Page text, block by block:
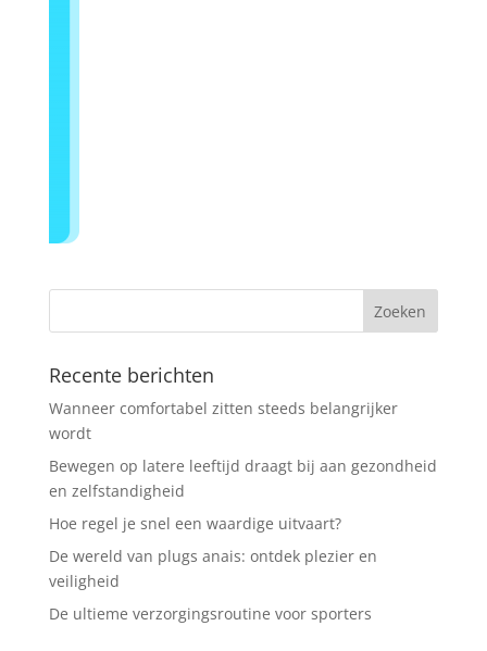
Recente berichten
Wanneer comfortabel zitten steeds belangrijker
wordt
Bewegen op latere leeftijd draagt bij aan gezondheid
en zelfstandigheid
Hoe regel je snel een waardige uitvaart?
De wereld van plugs anais: ontdek plezier en
veiligheid
De ultieme verzorgingsroutine voor sporters